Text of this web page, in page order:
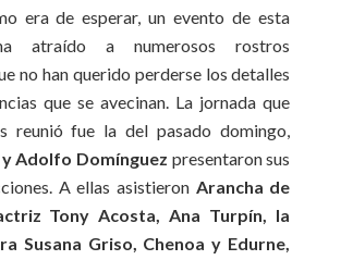
era de esperar, un evento de esta
atraído a numerosos rostros
no han querido perderse los detalles
que se avecinan. La jornada que
reunió fue la del pasado domingo,
y Adolfo Domínguez presentaron sus
A ellas asistieron Arancha de
Tony Acosta, Ana Turpín, la
Susana Griso, Chenoa y Edurne,